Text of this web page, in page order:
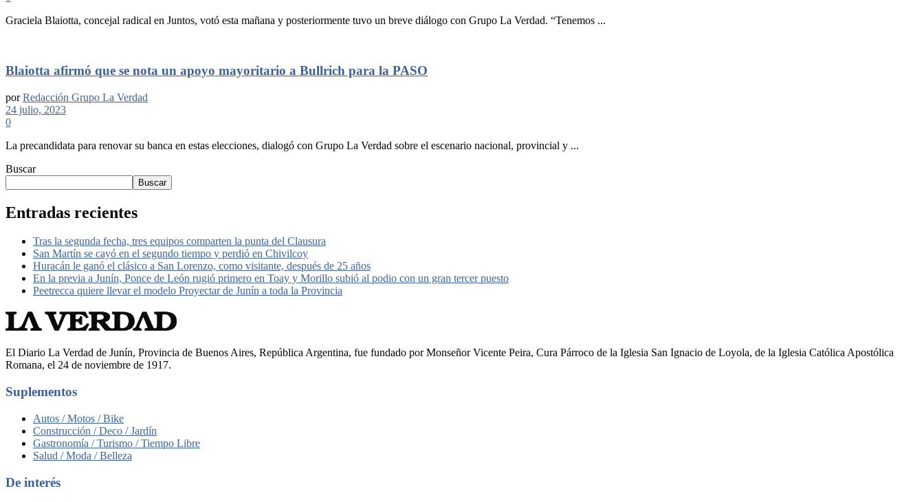
Graciela Blaiotta, concejal radical en Juntos, votó esta mañana y posteriormente tuvo un breve diálogo con Grupo La Verdad. “Tenemos ...
Blaiotta afirmó que se nota un apoyo mayoritario a Bullrich para la PASO
por Redacción Grupo La Verdad
24 julio, 2023
0
La precandidata para renovar su banca en estas elecciones, dialogó con Grupo La Verdad sobre el escenario nacional, provincial y ...
Buscar
Buscar
Entradas recientes
Tras la segunda fecha, tres equipos comparten la punta del Clausura
San Martín se cayó en el segundo tiempo y perdió en Chivilcoy
Huracán le ganó el clásico a San Lorenzo, como visitante, después de 25 años
En la previa a Junín, Ponce de León rugió primero en Toay y Morillo subió al podio con un gran tercer puesto
Peetrecca quiere llevar el modelo Proyectar de Junín a toda la Provincia
El Diario La Verdad de Junín, Provincia de Buenos Aires, República Argentina, fue fundado por Monseñor Vicente Peira, Cura Párroco de la Iglesia San Ignacio de Loyola, de la Iglesia Católica Apostólica
Romana, el 24 de noviembre de 1917.
Suplementos
Autos / Motos / Bike
Construcción / Deco / Jardín
Gastronomía / Turismo / Tiempo Libre
Salud / Moda / Belleza
De interés